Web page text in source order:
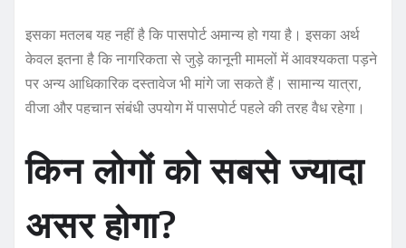
इसका मतलब यह नहीं है कि पासपोर्ट अमान्य हो गया है। इसका अर्थ
केवल इतना है कि नागरिकता से जुड़े कानूनी मामलों में आवश्यकता पड़ने
पर अन्य आधिकारिक दस्तावेज भी मांगे जा सकते हैं। सामान्य यात्रा,
वीजा और पहचान संबंधी उपयोग में पासपोर्ट पहले की तरह वैध रहेगा।
किन लोगों को सबसे ज्यादा
असर होगा?